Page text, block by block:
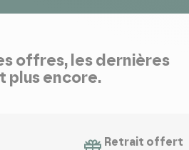
offres, les dernières
plus encore.
Retrait offert